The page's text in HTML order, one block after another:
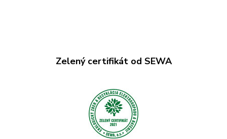
Zelený certifikát od SEWA